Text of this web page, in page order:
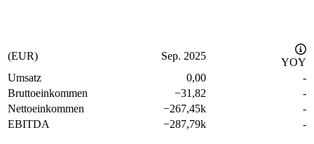
(EUR) Sep. 2025
YOY
Umsatz
0,00
-
Bruttoeinkommen
−31,82
-
Nettoeinkommen
−267,45k
-
EBITDA
−287,79k -